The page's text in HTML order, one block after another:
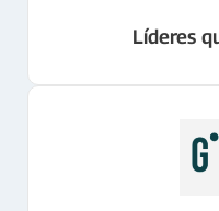
Líderes